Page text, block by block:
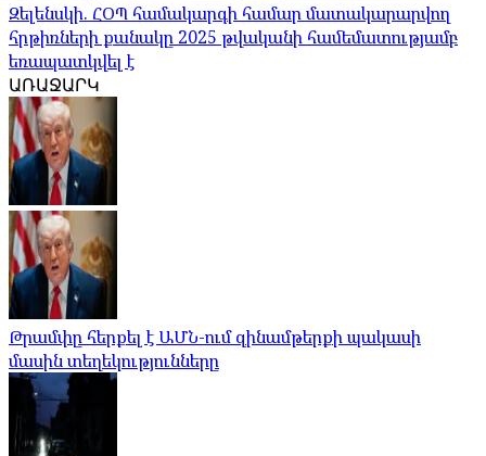
Զելենսկի. ՀՕՊ համակարգի համար մատակարարվող
հրթիռների քանակը 2025 թվականի համեմատությամբ
եռապատկվել է
ԱՌԱՋԱՐԿ
Թրամփը հերքել է ԱՄՆ-ում զինամթերքի պակասի
մասին տեղեկությունները